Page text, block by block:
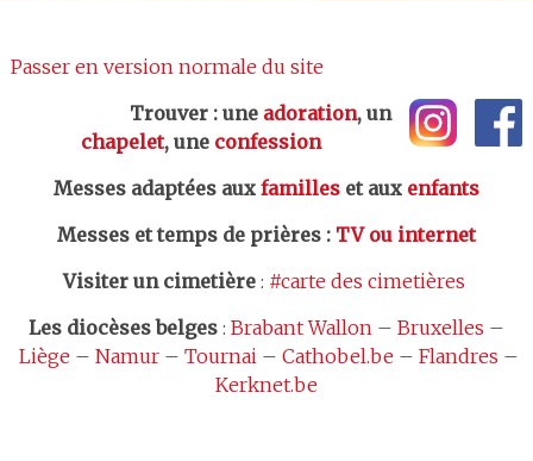
Passer en version normale du site
Trouver : une adoration, un
chapelet, une confession
Messes adaptées aux familleset aux enfants
Messes et temps de prières: TV ou internet
Visiter un cimetière: #carte des cimetières
Les diocèses belges: Brabant Wallon– Bruxelles –
Liège – Namur– Tournai– Cathobel.be – Flandres –
Kerknet.be